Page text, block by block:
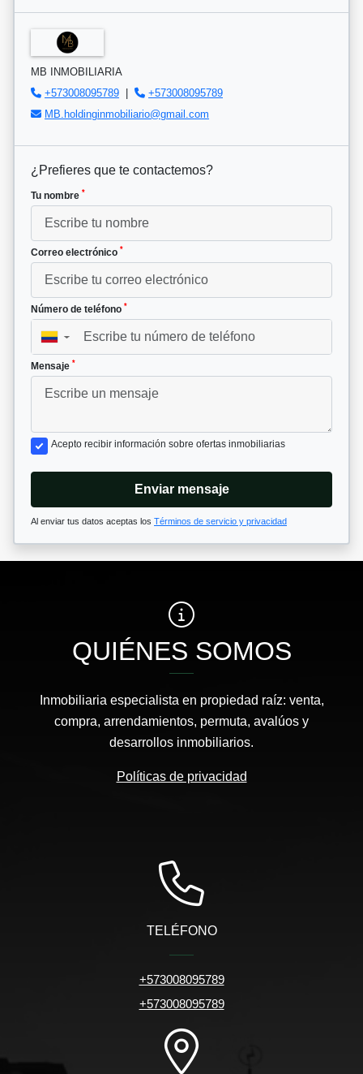
MB INMOBILIARIA
+573008095789 |
+573008095789
MB.holdinginmobiliario@gmail.com
¿Prefieres que te contactemos?
Tu nombre *
Correo electrónico *
Número de teléfono *
▼
Mensaje *
Acepto recibir información sobre ofertas inmobiliarias
Enviar mensaje
Al enviar tus datos aceptas los Términos de servicio y privacidad
QUIÉNES SOMOS
Inmobiliaria especialista en propiedad raíz: venta,
compra, arrendamientos, permuta, avalúos y
desarrollos inmobiliarios.
Políticas de privacidad
TELÉFONO
+573008095789
+573008095789